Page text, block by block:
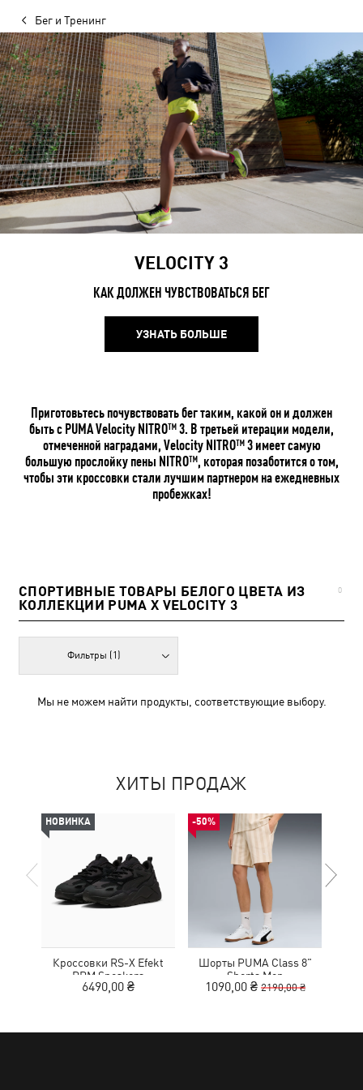
Бег и Тренинг
VELOCITY 3
КАК ДОЛЖЕН ЧУВСТВОВАТЬСЯ БЕГ
УЗНАТЬ БОЛЬШЕ
Приготовьтесь почувствовать бег таким, какой он и должен
быть с PUMA Velocity NITRO™ 3. В третьей итерации модели,
отмеченной наградами, Velocity NITRO™ 3 имеет самую
большую прослойку пены NITRO™, которая позаботится о том,
чтобы эти кроссовки стали лучшим партнером на ежедневных
пробежках!
СПОРТИВНЫЕ ТОВАРЫ БЕЛОГО ЦВЕТА ИЗ
КОЛЛЕКЦИИ PUMA X VELOCITY 3
0
Фильтры (1)
Мы не можем найти продукты, соответствующие выбору.
ХИТЫ ПРОДАЖ
НОВИНКА
Кроссовки RS-X Efekt
PRM Sneakers
6490,00 ₴
-50%
Шорты PUMA Class 8"
Shorts Men
1090,00 ₴ 2190,00 ₴